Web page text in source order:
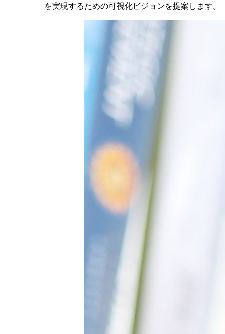
を実現するための可視化ビジョンを提案します。